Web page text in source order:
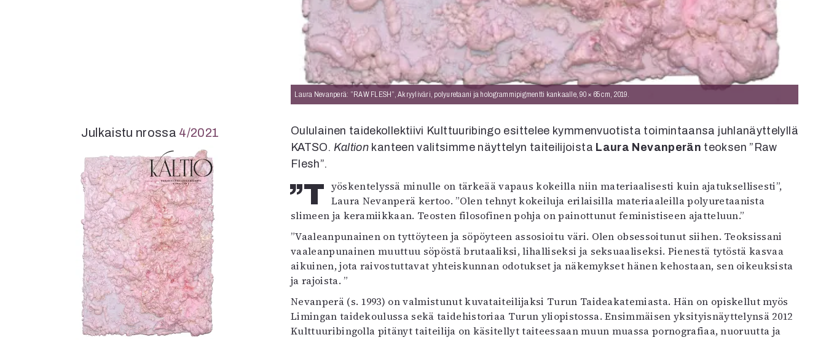
Laura Nevanperä: ”RAW FLESH”, Akryyliväri, polyuretaani ja hologrammipigmentti kankaalle, 90 × 65 cm, 2019.
Oululainen taidekollektiivi Kulttuuribingo esittelee kymmenvuotista toimintaansa juhlanäyttelyllä
KATSO. Kaltion kanteen valitsimme näyttelyn taiteilijoista Laura Nevanperän teoksen ”Raw
Flesh”.
”Työskentelyssä minulle on tärkeää vapaus kokeilla niin materiaalisesti kuin ajatuksellisesti”, Laura Nevanperä kertoo. ”Olen tehnyt kokeiluja erilaisilla materiaaleilla polyuretaanista
slimeen ja keramiikkaan. Teosten filosofinen pohja on painottunut feministiseen ajatteluun.”
”Vaaleanpunainen on tyttöyteen ja söpöyteen assosioitu väri. Olen obsessoitunut siihen. Teoksissani
vaaleanpunainen muuttuu söpöstä brutaaliksi, lihalliseksi ja seksuaaliseksi. Pienestä tytöstä kasvaa
aikuinen, jota raivostuttavat yhteiskunnan odotukset ja näkemykset hänen kehostaan, sen oikeuksista
ja rajoista. ”
Nevanperä (s. 1993) on valmistunut kuvataiteilijaksi Turun Taideakatemiasta. Hän on opiskellut myös
Limingan taidekoulussa sekä taidehistoriaa Turun yliopistossa. Ensimmäisen yksityisnäyttelynsä 2012
Kulttuuribingolla pitänyt taiteilija on käsitellyt taiteessaan muun muassa pornografiaa, nuoruutta ja
Julkaistu nrossa 4/2021